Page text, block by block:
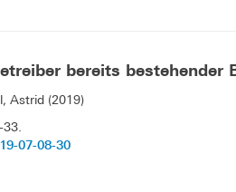
bereits bestehender
Astrid (2019)
33.
07-08-30